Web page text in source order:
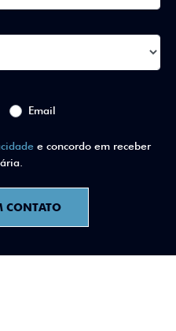
Email
e concordo em receber
CONTATO